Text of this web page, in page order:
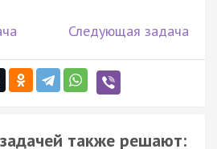
Следующая задача
также решают: